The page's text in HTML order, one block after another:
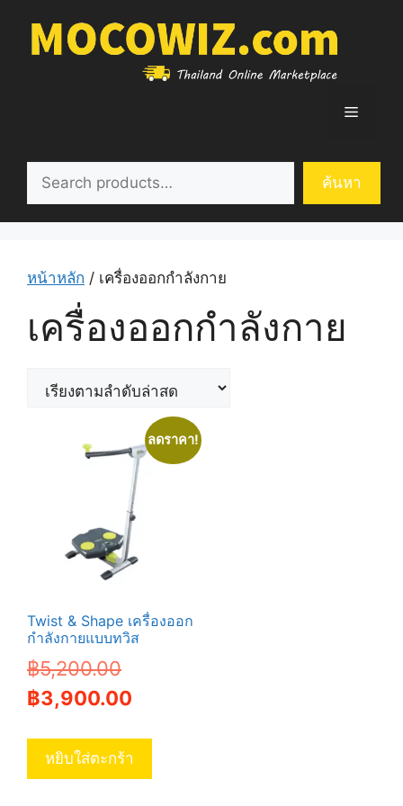
content
Menu
ค้นหา
หน้าหลัก / เครื่องออกกำลังกาย
เครื่องออกกำลังกาย
ลดราคา!
Twist & Shape เครื่องออก
กำลังกายแบบทวิส
฿5,200.00Original
price
฿5,200.00.
฿3,900.00
is:
฿3,900.00.
หยิบใส่ตะกร้า